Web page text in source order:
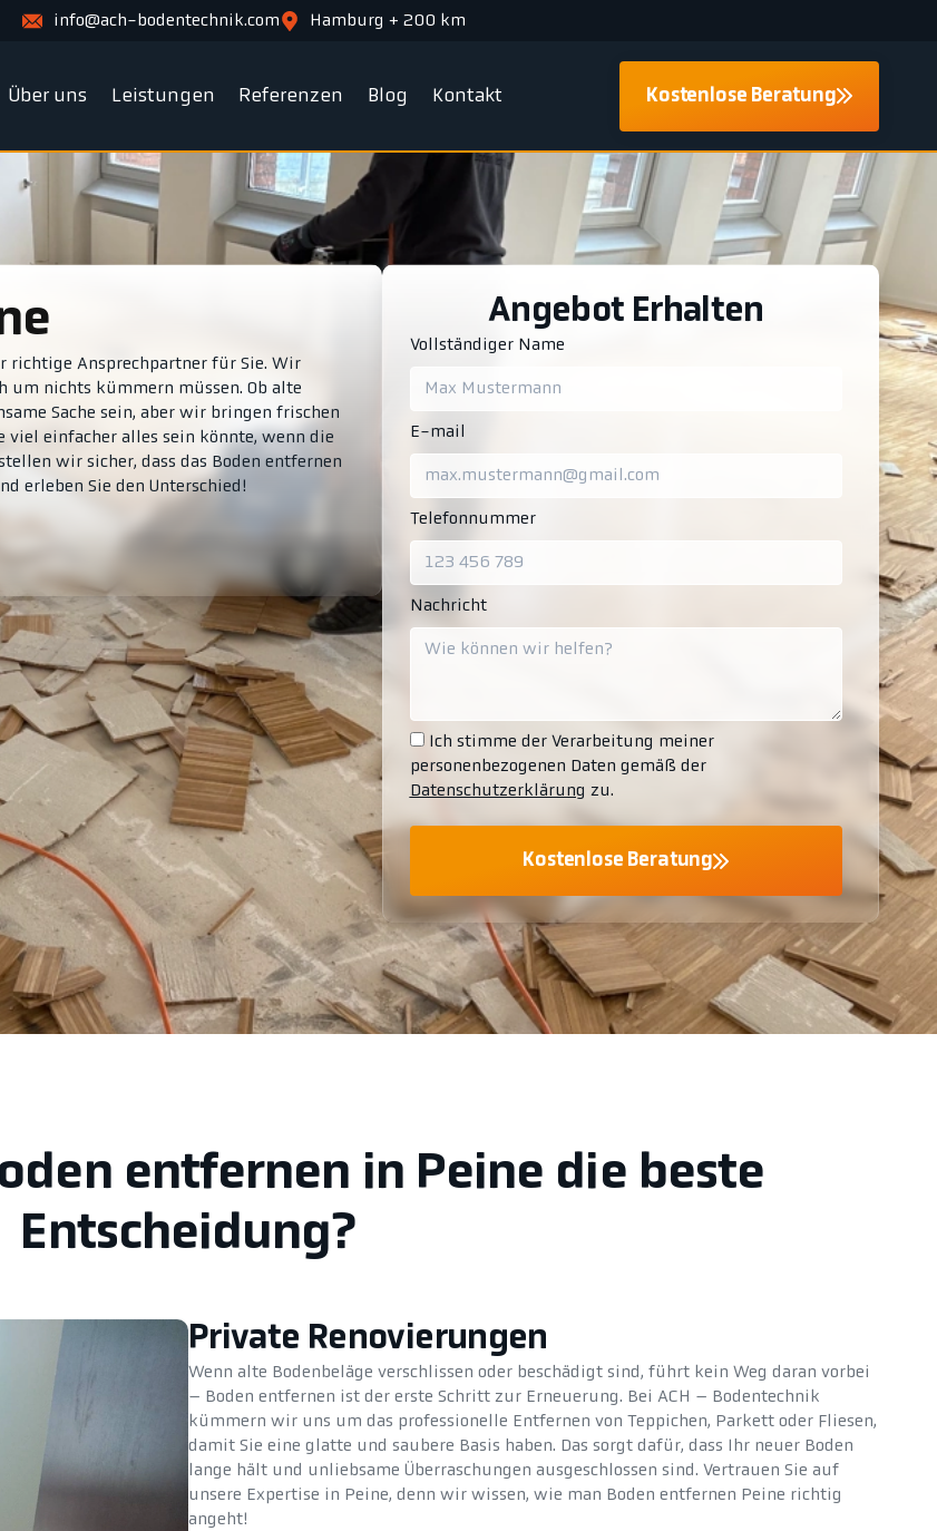
info@ach-bodentechnik.com Hamburg + 200 km
Über uns Leistungen Referenzen Blog Kontakt Kostenlose Beratung
richtige Ansprechpartner für Sie. Wir
um nichts kümmern müssen. Ob alte
Sache sein, aber wir bringen frischen
viel einfacher alles sein könnte, wenn die
wir sicher, dass das Boden entfernen
erleben Sie den Unterschied!
Angebot Erhalten
Vollständiger Name
E-mail
Telefonnummer
Nachricht
Ich stimme der Verarbeitung meiner
personenbezogenen Daten gemäß der
Datenschutzerklärung zu.
Kostenlose Beratung
entfernen in Peine die beste
Entscheidung?
Private Renovierungen
Wenn alte Bodenbeläge verschlissen oder beschädigt sind, führt kein Weg daran vorbei
– Boden entfernen ist der erste Schritt zur Erneuerung. Bei ACH – Bodentechnik
kümmern wir uns um das professionelle Entfernen von Teppichen, Parkett oder Fliesen,
damit Sie eine glatte und saubere Basis haben. Das sorgt dafür, dass Ihr neuer Boden
lange hält und unliebsame Überraschungen ausgeschlossen sind. Vertrauen Sie auf
unsere Expertise in Peine, denn wir wissen, wie man Boden entfernen Peine richtig
angeht!